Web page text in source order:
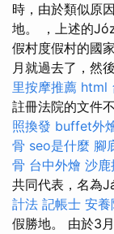
時，由於類似原
地。 ，上述的
假村度假村的國
月就過去了，然
里按摩推薦 html
註冊法院的文件
照換發 buffet外
骨 seo是什麼 腳
骨 台中外燴 沙鹿
共同代表，名為
計法 記帳士 安養
假勝地。 由於3